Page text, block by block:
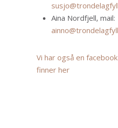
Aina Nordfjell, mail:
Vi har også en
finner her